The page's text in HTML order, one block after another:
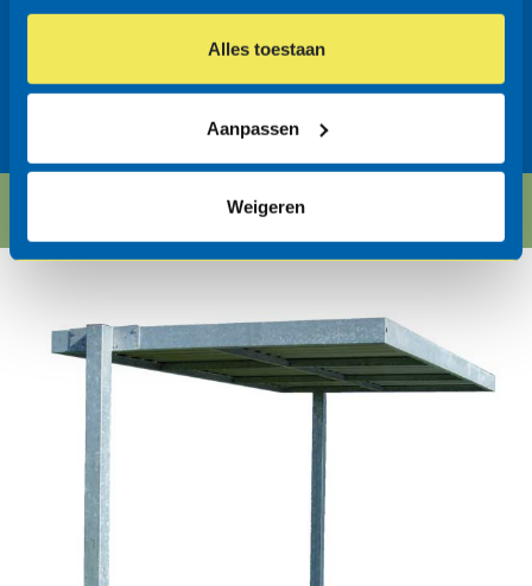
Alles toestaan
Aanpassen
Weigeren
Systeeminformatie / Bestek >